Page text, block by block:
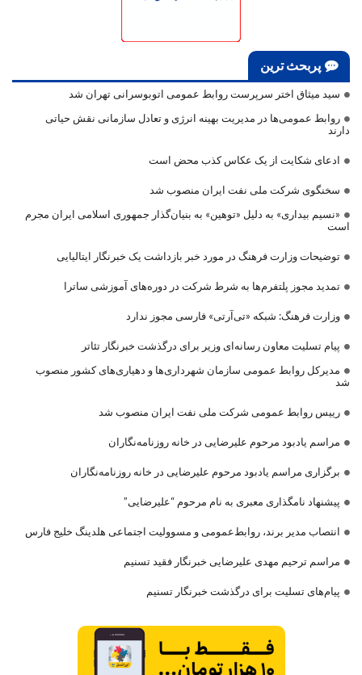
پربحث ترین
سید میثاق اختر سرپرست روابط عمومی اتوبوسرانی تهران شد
روابط عمومی‌ها در مدیریت بهینه انرژی و تعادل سازمانی نقش حیاتی
دارند
ادعای شکایت از یک عکاس کذب محض است
سخنگوی شرکت ملی نفت ایران منصوب شد
«نسیم بیداری» به دلیل «توهین» به بنیان‌گذار جمهوری اسلامی ایران مجرم
است
توضیحات وزارت فرهنگ در مورد خبر بازداشت یک خبرنگار ایتالیایی
تمدید مجوز پلتفرم‌ها به شرط شرکت در دوره‌های آموزشی ساترا
وزارت فرهنگ: شبکه «تی‌آرتی» فارسی مجوز ندارد
پیام تسلیت معاون رسانه‌ای وزیر برای درگذشت خبرنگار تئاتر
مدیرکل روابط عمومی سازمان شهرداری‌ها و دهیاری‌های کشور منصوب
شد
رییس روابط عمومی شرکت ملی نفت ایران منصوب شد
مراسم یادبود مرحوم علیرضایی در خانه روزنامه‌نگاران
برگزاری مراسم یادبود مرحوم علیرضایی در خانه روزنامه‌نگاران
پیشنهاد نامگذاری معبری به نام مرحوم “علیرضایی”
انتصاب مدیر برند، روابط‌عمومی و مسوولیت اجتماعی هلدینگ خلیج فارس
مراسم ترحیم مهدی علیرضایی خبرنگار فقید تسنیم
پیام‌های تسلیت برای درگذشت خبرنگار تسنیم